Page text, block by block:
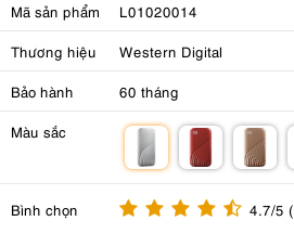
Mã sản phẩm L01020014
Thương hiệu Western Digital
Bảo hành 60 tháng
Màu sắc
Bình chọn 4.7/5